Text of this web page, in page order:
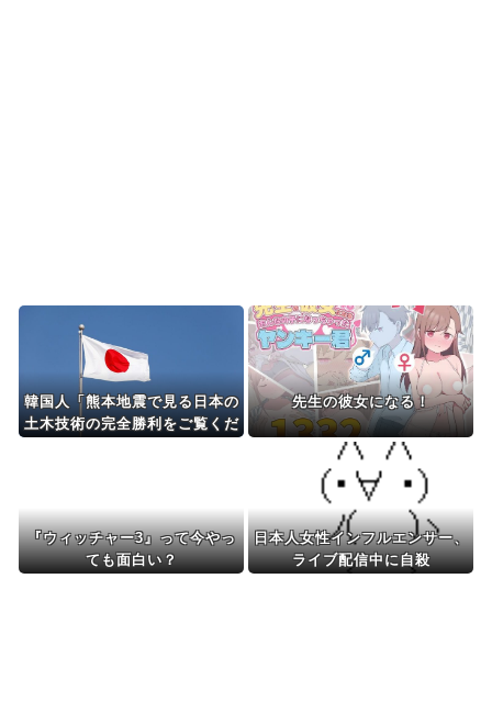
Powered by livedoor 相互RSS
韓国人「熊本地震で見る日本の
土木技術の完全勝利をご覧くだ
い・・・」「あれがまさに経験
値である」
先生の彼女になる！
『ウィッチャー3』って今やっ
ても面白い？
日本人女性インフルエンサー、
ライブ配信中に自殺